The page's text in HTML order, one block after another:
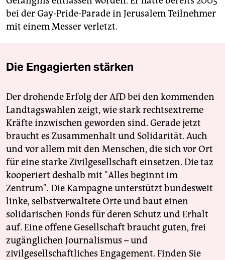
bei der Gay-Pride-Parade in Jerusalem Teilnehmer
mit einem Messer verletzt.
Die Engagierten stärken
Der drohende Erfolg der AfD bei den kommenden
Landtagswahlen zeigt, wie stark rechtsextreme
Kräfte inzwischen geworden sind. Gerade jetzt
braucht es Zusammenhalt und Solidarität. Auch
und vor allem mit den Menschen, die sich vor Ort
für eine starke Zivilgesellschaft einsetzen. Die taz
kooperiert deshalb mit "Alles beginnt im
Zentrum". Die Kampagne unterstützt bundesweit
linke, selbstverwaltete Orte und baut einen
solidarischen Fonds für deren Schutz und Erhalt
auf. Eine offene Gesellschaft braucht guten, frei
zugänglichen Journalismus – und
zivilgesellschaftliches Engagement. Finden Sie